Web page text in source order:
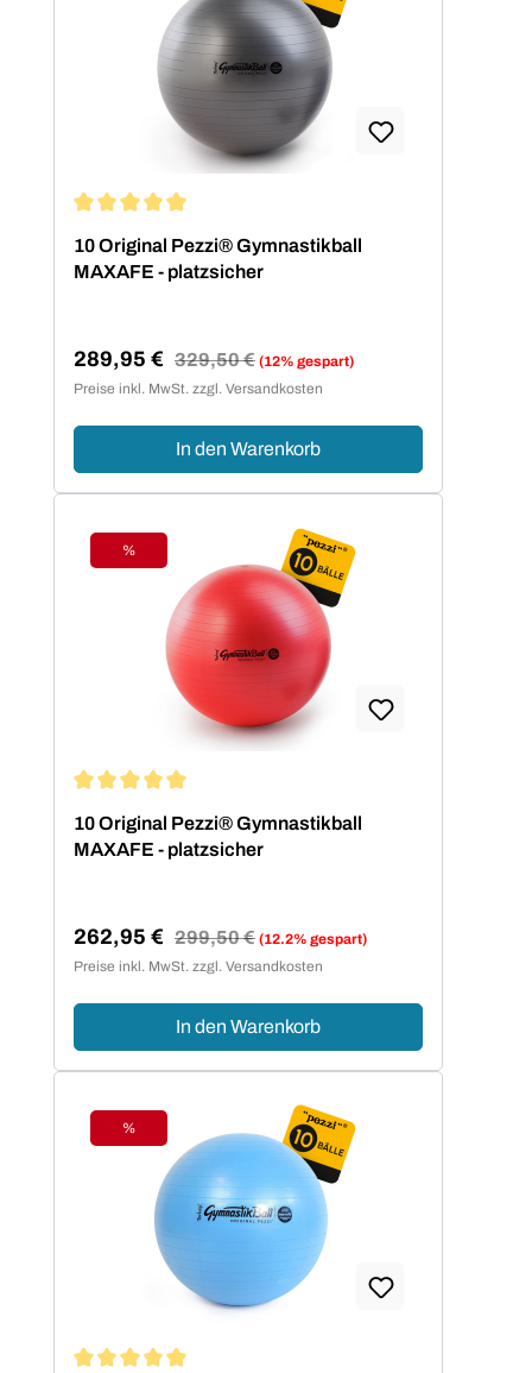
10 Original Pezzi® Gymnastikball
MAXAFE - platzsicher
Verkaufspreis:
289,95 € Regulärer Preis:
329,50 € (12% gespart)
Preise inkl. MwSt. zzgl. Versandkosten
In den Warenkorb
Rabatt
%
10 Original Pezzi® Gymnastikball
MAXAFE - platzsicher
Verkaufspreis:
262,95 € Regulärer Preis:
299,50 € (12.2% gespart)
Preise inkl. MwSt. zzgl. Versandkosten
In den Warenkorb
Rabatt
%